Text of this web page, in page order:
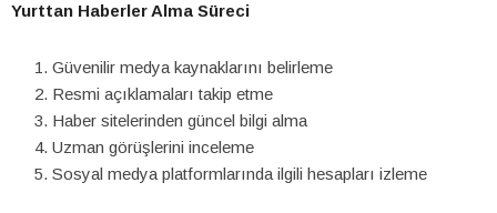
Yurttan Haberler Alma Süreci
Güvenilir medya kaynaklarını belirleme
Resmi açıklamaları takip etme
Haber sitelerinden güncel bilgi alma
Uzman görüşlerini inceleme
Sosyal medya platformlarında ilgili hesapları izleme